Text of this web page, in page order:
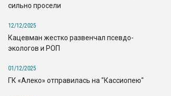
сильно просели
12/12/2025
Кацевман жестко развенчал псевдо-
экологов и РОП
01/12/2025
ГК «Алеко» отправилась на "Кассиопею"